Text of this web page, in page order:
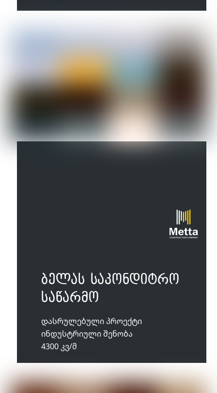
ბელას საკონდიტრო
საწარმო
დასრულებული პროექტი
ინდუსტრიული შენობა
4300 კვ/მ